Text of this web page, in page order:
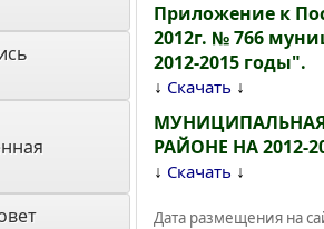
Приложение к
2012г. № 766
2012-2015 годы".
↓ Скачать ↓
РАЙОНЕ НА 2012-
↓ Скачать ↓
Дата размещения на